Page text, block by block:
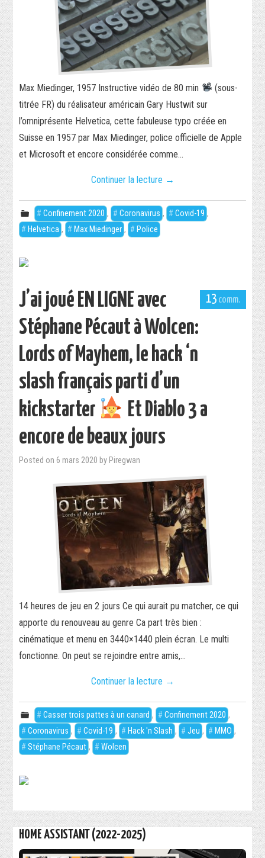
Max Miedinger, 1957 Instructive vidéo de 80 min
(sous-
titrée FR) du réalisateur américain Gary Hustwit sur
l’omniprésente Helvetica, cette fabuleuse typo créée en
Suisse en 1957 par Max Miedinger, police officielle de Apple
et Microsoft et encore considérée comme…
Continuer la lecture →
Confinement 2020 , Coronavirus , Covid-19 ,
Helvetica , Max Miedinger , Police
13
J’ai joué EN LIGNE avec
Stéphane Pécaut à Wolcen:
Lords of Mayhem, le hack ‘n
slash français parti d’un
kickstarter
Et Diablo 3 a
encore de beaux jours
Posted on 6 mars 2020 by Piregwan
14 heures de jeu en 2 jours Ce qui aurait pu matcher, ce qui
apporte du renouveau au genre Ca part très bien :
cinématique et menu en 3440×1440 plein écran. Le multi
fonctionne. On peut se rejoindre entre amis,…
Continuer la lecture →
Casser trois pattes à un canard , Confinement 2020 ,
Coronavirus , Covid-19 , Hack 'n Slash , Jeu , MMO ,
Stéphane Pécaut , Wolcen
HOME ASSISTANT (2022-2025)